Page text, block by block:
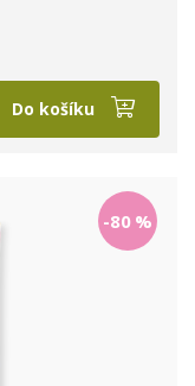
Do košíku
-80 %